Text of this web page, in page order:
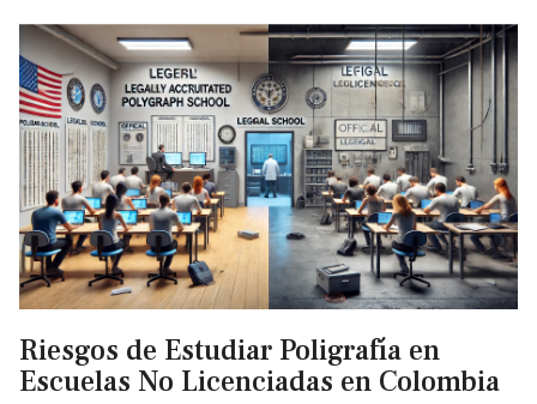
Riesgos de Estudiar Poligrafía en
Escuelas No Licenciadas en Colombia